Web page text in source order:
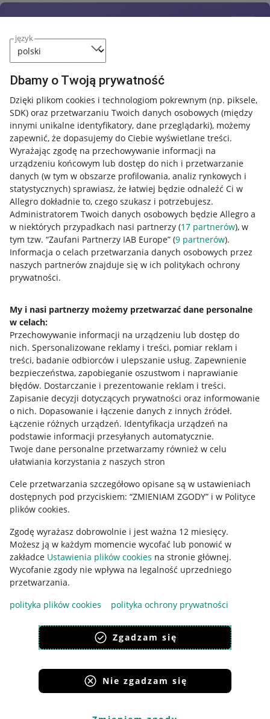
język
Dbamy o Twoją prywatność
Dzięki plikom cookies i technologiom pokrewnym (np. piksele,
SDK) oraz przetwarzaniu Twoich danych osobowych (między
innymi unikalne identyfikatory, dane przeglądarki), możemy
zapewnić, że dopasujemy do Ciebie wyświetlane treści.
Wyrażając zgodę na przechowywanie informacji na
urządzeniu końcowym lub dostęp do nich i przetwarzanie
danych (w tym w obszarze profilowania, analiz rynkowych i
statystycznych) sprawiasz, że łatwiej będzie odnaleźć Ci w
Allegro dokładnie to, czego szukasz i potrzebujesz.
Administratorem Twoich danych osobowych będzie Allegro a
w niektórych przypadkach nasi partnerzy (17 partnerów), w
tym tzw. “Zaufani Partnerzy IAB Europe” (9 partnerów).
Informacja o celach przetwarzania danych osobowych przez
naszych partnerów znajduje się w ich politykach ochrony
prywatności.
My i nasi partnerzy możemy przetwarzać dane personalne
w celach:
Przechowywanie informacji na urządzeniu lub dostęp do
nich. Spersonalizowane reklamy i treści, pomiar reklam i
treści, badanie odbiorców i ulepszanie usług. Zapewnienie
bezpieczeństwa, zapobieganie oszustwom i naprawianie
błędów. Dostarczanie i prezentowanie reklam i treści.
Zapisanie decyzji dotyczących prywatności oraz informowanie
o nich. Dopasowanie i łączenie danych z innych źródeł.
Łączenie różnych urządzeń. Identyfikacja urządzeń na
podstawie informacji przesyłanych automatycznie.
Twoje dane personalne przetwarzamy również w celu
ułatwiania korzystania z naszych stron
Cele przetwarzania szczegółowo opisane są w ustawieniach
dostępnych pod przyciskiem: “ZMIENIAM ZGODY” i w Polityce
plików cookies.
Zgodę wyrażasz dobrowolnie i jest ważna 12 miesięcy.
Możesz ją w każdym momencie wycofać lub ponowić w
zakładce Ustawienia plików cookies na stronie głównej.
Wycofanie zgody nie wpływa na legalność uprzedniego
przetwarzania.
polityka plików cookies
polityka ochrony prywatności
Zgadzam się
Nie zgadzam się
Przydatne informacje
Jak to działa
Allegro Gadane dla sprzedających
Allegro Gadane dla kupujących
Mapa miejscowości
Informacje prawne
Regulamin
Polityka plików "cookies"
Ustawienia plików "cookies"
Udostępnianie lokalizacji
Informacje dla Aktu o Usługach Cyfrowych
Pobierz aplikację
Korzystanie z serwisu oznacza akceptacjęregulaminu